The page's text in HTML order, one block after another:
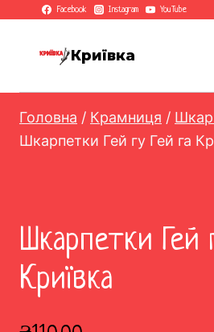
Перейти
вмісту
Facebook Instagram YouTube
Криївка
Головна / Крамниця /
Шкарпетки Гей гу Гей га
Шкарпетки Гей
Криївка